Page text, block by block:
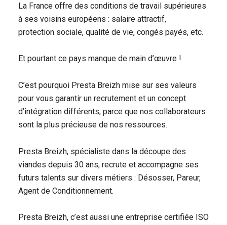
La France offre des conditions de travail supérieures
à ses voisins européens : salaire attractif,
protection sociale, qualité de vie, congés payés, etc.
Et pourtant ce pays manque de main d’œuvre !
C’est pourquoi Presta Breizh mise sur ses valeurs
pour vous garantir un recrutement et un concept
d’intégration différents, parce que nos collaborateurs
sont la plus précieuse de nos ressources.
Presta Breizh, spécialiste dans la découpe des
viandes depuis 30 ans, recrute et accompagne ses
futurs talents sur divers métiers : Désosser, Pareur,
Agent de Conditionnement.
Presta Breizh, c’est aussi une entreprise certifiée ISO